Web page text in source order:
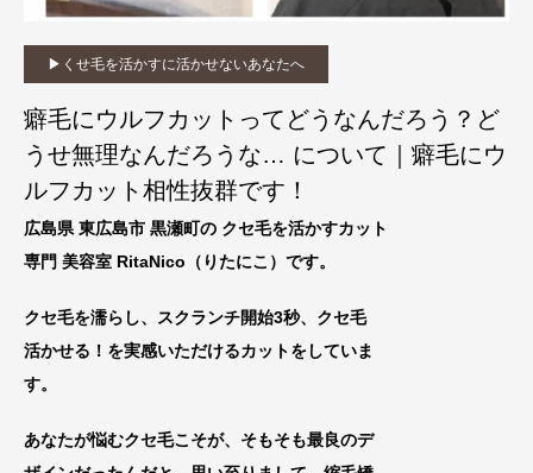
▶︎くせ毛を活かすに活かせないあなたへ
癖毛にウルフカットってどうなんだろう？ど
うせ無理なんだろうな… について｜癖毛にウ
ルフカット相性抜群です！
広島県 東広島市 黒瀬町の クセ毛を活かすカット
専門 美容室 RitaNico （りたにこ）です。
クセ毛を濡らし、スクランチ開始3秒、クセ毛
活かせる！を実感いただけるカットをしていま
す。
あなたが悩むクセ毛こそが、そもそも最良のデ